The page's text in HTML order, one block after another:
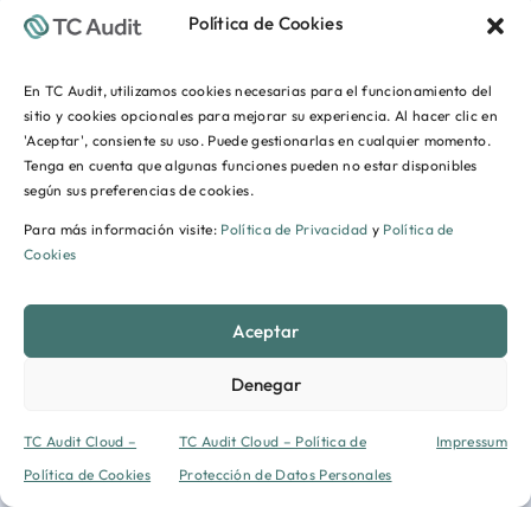
Política de Cookies
En TC Audit, utilizamos cookies necesarias para el funcionamiento del
sitio y cookies opcionales para mejorar su experiencia. Al hacer clic en
'Aceptar', consiente su uso. Puede gestionarlas en cualquier momento.
Tenga en cuenta que algunas funciones pueden no estar disponibles
según sus preferencias de cookies.
Para más información visite: Política de Privacidad y Política de
Cookies
Aceptar
Denegar
TC Audit Cloud –
Política de Cookies
TC Audit Cloud – Política de
Protección de Datos Personales
Impressum